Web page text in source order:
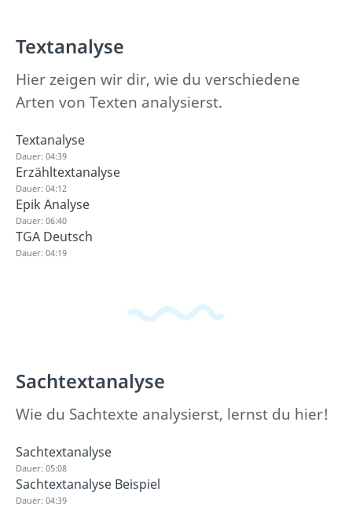
Textanalyse
Hier zeigen wir dir, wie du verschiedene
Arten von Texten analysierst.
Textanalyse
Dauer: 04:39
Erzähltextanalyse
Dauer: 04:12
Epik Analyse
Dauer: 06:40
TGA Deutsch
Dauer: 04:19
Sachtextanalyse
Wie du Sachtexte analysierst, lernst du hier!
Sachtextanalyse
Dauer: 05:08
Sachtextanalyse Beispiel
Dauer: 04:39